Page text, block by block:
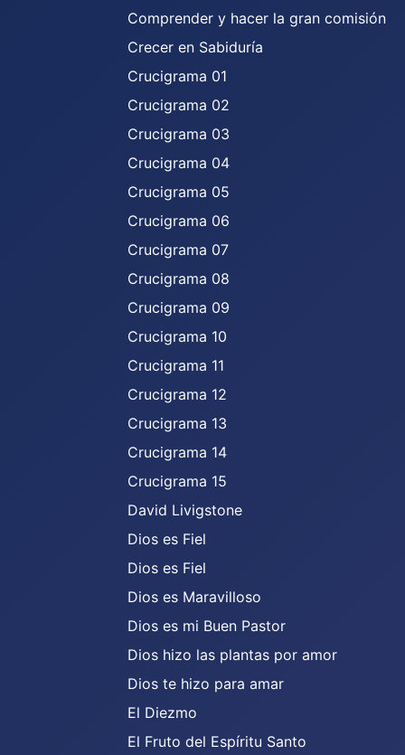
Comprender y hacer la gran comisión
Crecer en Sabiduría
Crucigrama 01
Crucigrama 02
Crucigrama 03
Crucigrama 04
Crucigrama 05
Crucigrama 06
Crucigrama 07
Crucigrama 08
Crucigrama 09
Crucigrama 10
Crucigrama 11
Crucigrama 12
Crucigrama 13
Crucigrama 14
Crucigrama 15
David Livigstone
Dios es Fiel
Dios es Fiel
Dios es Maravilloso
Dios es mi Buen Pastor
Dios hizo las plantas por amor
Dios te hizo para amar
El Diezmo
El Fruto del Espíritu Santo